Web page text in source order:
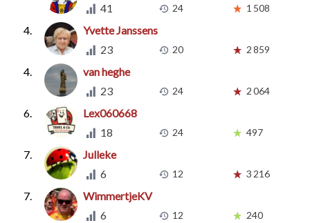
41
24 1 508
4.
Yvette Janssens
23
20 2 859
4.
van heghe
23
24 2 064
6.
Lex060668
18
24 497
7.
Julleke
6
12 3 216
7.
WimmertjeKV
6
12 240